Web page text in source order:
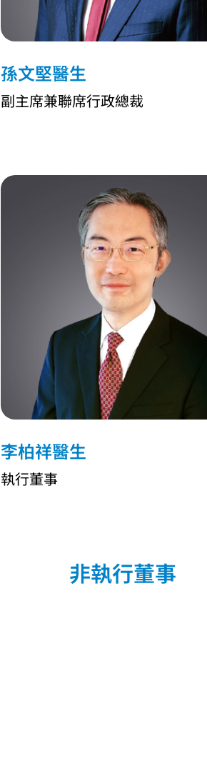
孫文堅醫生
副主席兼聯席行政總裁
李柏祥醫生
執行董事
非執行董事